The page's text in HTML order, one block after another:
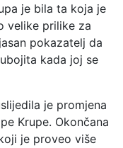
je bila ta koja je
velike prilike za
pokazatelj da
kada joj se
je promjena
Krupe. Okončana
je proveo više